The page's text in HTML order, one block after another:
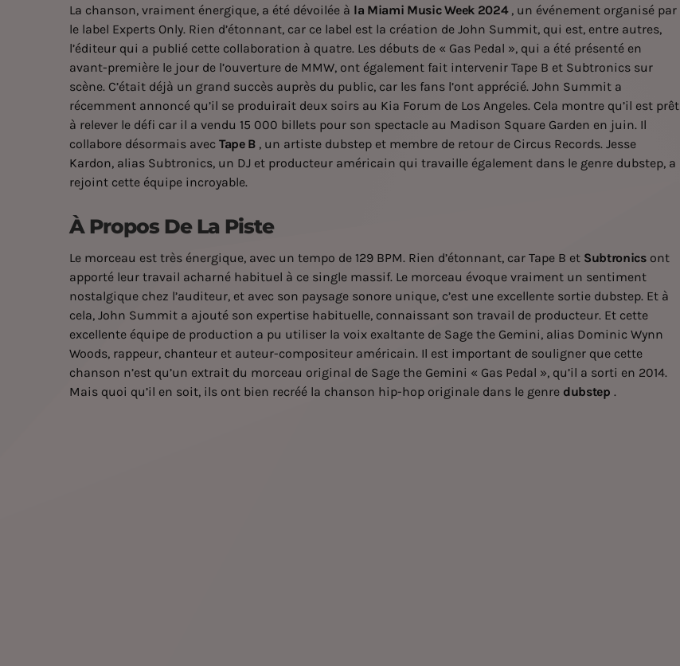
La chanson, vraiment énergique, a été dévoilée à la Miami Music Week 2024, un événement organisé par
le label Experts Only. Rien d’étonnant, car ce label est la création de John Summit, qui est, entre autres,
l’éditeur qui a publié cette collaboration à quatre. Les débuts de « Gas Pedal », qui a été présenté en
avant-première le jour de l’ouverture de MMW, ont également fait intervenir Tape B et Subtronics sur
scène. C’était déjà un grand succès auprès du public, car les fans l’ont apprécié. John Summit a
récemment annoncé qu’il se produirait deux soirs au Kia Forum de Los Angeles. Cela montre qu’il est prêt
à relever le défi car il a vendu 15 000 billets pour son spectacle au Madison Square Garden en juin. Il
collabore désormais avec Tape B , un artiste dubstep et membre de retour de Circus Records. Jesse
Kardon, alias Subtronics, un DJ et producteur américain qui travaille également dans le genre dubstep, a
rejoint cette équipe incroyable.
À Propos De La Piste
Le morceau est très énergique, avec un tempo de 129 BPM. Rien d’étonnant, car Tape B et Subtronicsont
apporté leur travail acharné habituel à ce single massif. Le morceau évoque vraiment un sentiment
nostalgique chez l’auditeur, et avec son paysage sonore unique, c’est une excellente sortie dubstep. Et à
cela, John Summit a ajouté son expertise habituelle, connaissant son travail de producteur. Et cette
excellente équipe de production a pu utiliser la voix exaltante de Sage the Gemini, alias Dominic Wynn
Woods, rappeur, chanteur et auteur-compositeur américain. Il est important de souligner que cette
chanson n’est qu’un extrait du morceau original de Sage the Gemini « Gas Pedal », qu’il a sorti en 2014.
Mais quoi qu’il en soit, ils ont bien recréé la chanson hip-hop originale dans le genre dubstep .